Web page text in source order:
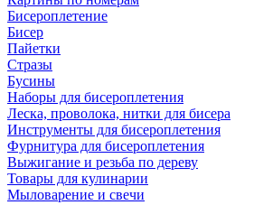
Бисероплетение
Бисер
Пайетки
Стразы
Бусины
Наборы для бисероплетения
Леска, проволока, нитки для бисера
Инструменты для бисероплетения
Фурнитура для бисероплетения
Выжигание и резьба по дереву
Товары для кулинарии
Мыловарение и свечи